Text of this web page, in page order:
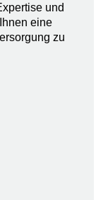
und
eine
zu